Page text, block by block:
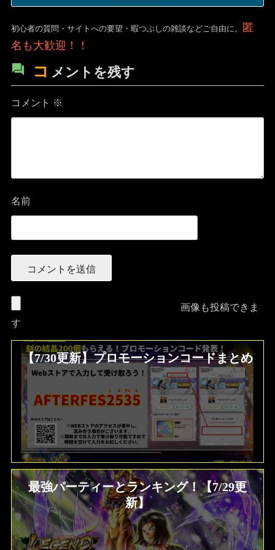
初心者の質問・サイトへの要望・暇つぶしの雑談などご自由に。
匿
名も大歓迎！！
コ メントを残す
コメント ※
名前
画像も投稿できま
す
【7/30更新】プロモーションコードまとめ
最強パーティーとランキング！【7/29更
新】